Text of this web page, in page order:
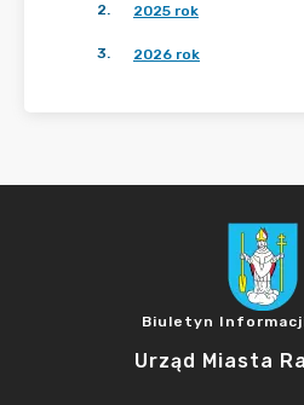
2. 2025 rok
3. 2026 rok
Biuletyn
Urząd Miasta